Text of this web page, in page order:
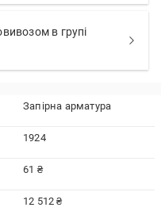
в групі
Запірна арматура
1924
61 ₴
12 512 ₴